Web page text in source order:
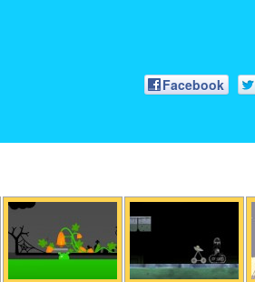
Facebook